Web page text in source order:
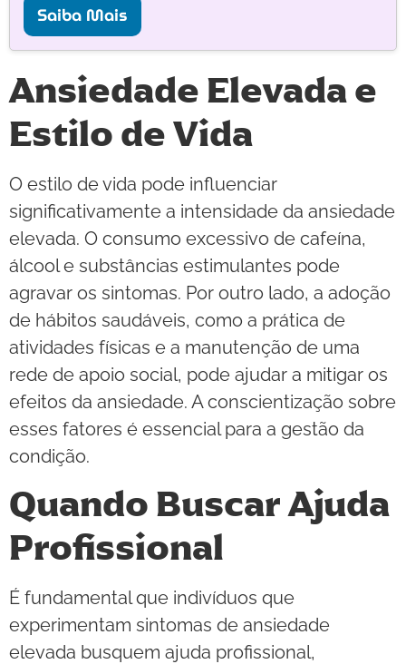
Saiba Mais
Ansiedade Elevada e
Estilo de Vida
O estilo de vida pode influenciar
significativamente a intensidade da ansiedade
elevada. O consumo excessivo de cafeína,
álcool e substâncias estimulantes pode
agravar os sintomas. Por outro lado, a adoção
de hábitos saudáveis, como a prática de
atividades físicas e a manutenção de uma
rede de apoio social, pode ajudar a mitigar os
efeitos da ansiedade. A conscientização sobre
esses fatores é essencial para a gestão da
condição.
Quando Buscar Ajuda
Profissional
É fundamental que indivíduos que
experimentam sintomas de ansiedade
elevada busquem ajuda profissional,